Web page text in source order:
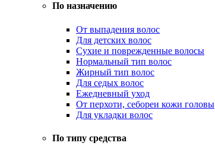
По назначению
От выпадения волос
Для детских волос
Сухие и поврежденные волосы
Нормальный тип волос
Жирный тип волос
Для седых волос
Ежедневный уход
От перхоти, себореи кожи головы
Для укладки волос
По типу средства